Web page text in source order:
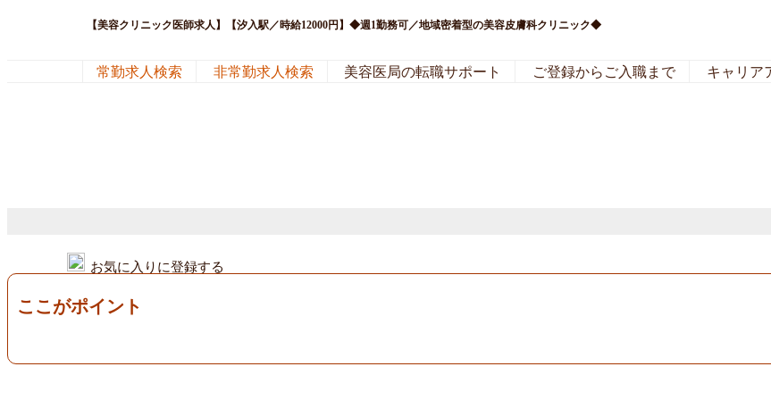
【美容クリニック医師求人】【汐入駅／時給12000円】◆週1勤務可／地域密着型の美容皮膚科クリニック◆
常勤求人検索 非常勤求人検索 美容医局の転職サポート ご登録からご入職まで キャリア
お気に入りに登録する
ここがポイント